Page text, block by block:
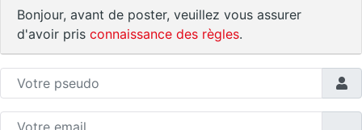
Bonjour, avant de poster, veuillez vous assurer
d'avoir pris connaissance des règles.